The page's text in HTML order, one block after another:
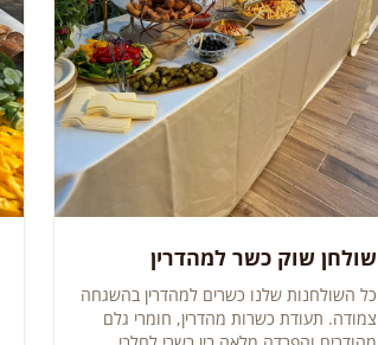
שולחן שוק כשר למהדרין
כל השולחנות שלנו כשרים למהדרין בהשגחה
צמודה. תעודת כשרות מהדרין, חומרי גלם